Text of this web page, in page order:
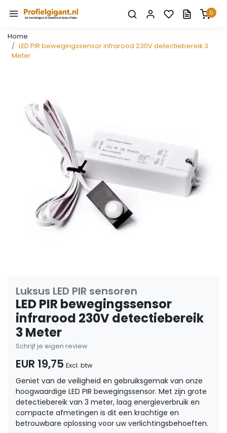
0
Home
LED PIR bewegingssensor infrarood 230V detectiebereik 3
Meter
Luksus LED PIR sensoren
LED PIR bewegingssensor
infrarood 230V detectiebereik
3 Meter
Schrijf je eigen review
EUR 19,75 Excl. btw
Geniet van de veiligheid en gebruiksgemak van onze
hoogwaardige LED PIR bewegingssensor. Met zijn grote
detectiebereik van 3 meter, laag energieverbruik en
compacte afmetingen is dit een krachtige en
betrouwbare oplossing voor uw verlichtingsbehoeften.